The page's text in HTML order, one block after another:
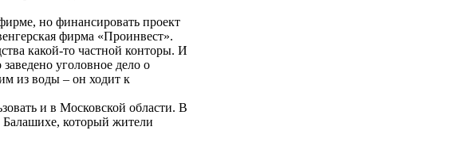
но финансировать проект
фирма «Проинвест».
какой-то частной конторы. И
уголовное дело о
из воды – он ходит к
и в Московской области. В
Балашихе, который жители